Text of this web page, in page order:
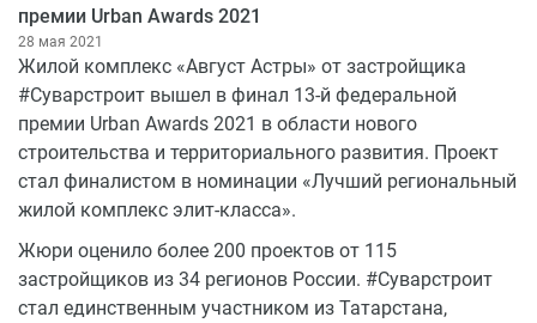
премии Urban Awards 2021
28 мая 2021
Жилой комплекс «Август Астры» от застройщика
#Суварстроит вышел в финал 13-й федеральной
премии Urban Awards 2021 в области нового
строительства и территориального развития. Проект
стал финалистом в номинации «Лучший региональный
жилой комплекс элит-класса».
Жюри оценило более 200 проектов от 115
застройщиков из 34 регионов России. #Суварстроит
стал единственным участником из Татарстана,